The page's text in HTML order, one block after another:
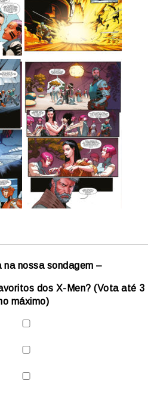
nossa sondagem –
dos X-Men? (Vota até 3
máximo)